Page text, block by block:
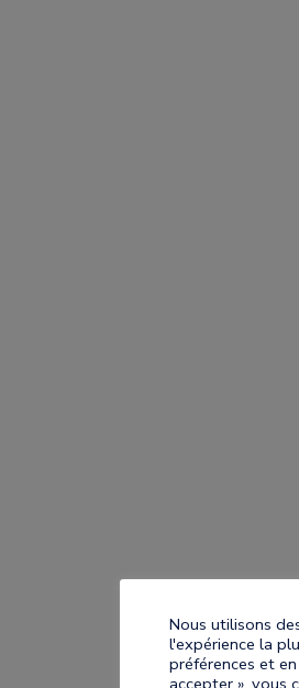
Nous utilisons
l'expérience la
préférences et
accepter », vous